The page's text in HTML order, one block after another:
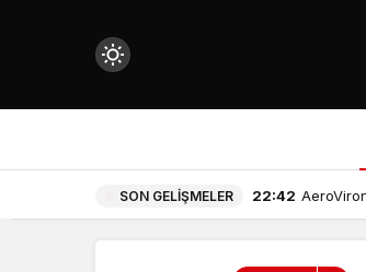
Mod
SON GELIŞMELER 22:42